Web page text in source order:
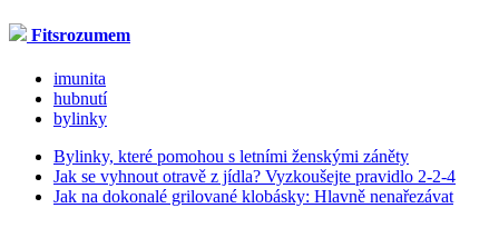
Fitsrozumem
imunita
hubnutí
bylinky
Bylinky, které pomohou s letními ženskými záněty
Jak se vyhnout otravě z jídla? Vyzkoušejte pravidlo 2-2-4
Jak na dokonalé grilované klobásky: Hlavně nenařezávat